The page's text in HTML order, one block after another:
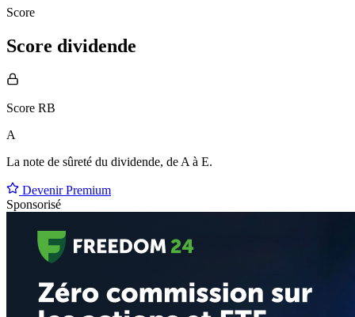
Score
Score dividende
Score RB
A
La note de sûreté du dividende, de A à E.
Devenir Premium
Sponsorisé